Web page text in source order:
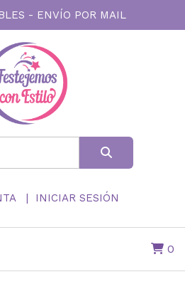
- ENVÍO POR MAIL
INICIAR SESIÓN
0